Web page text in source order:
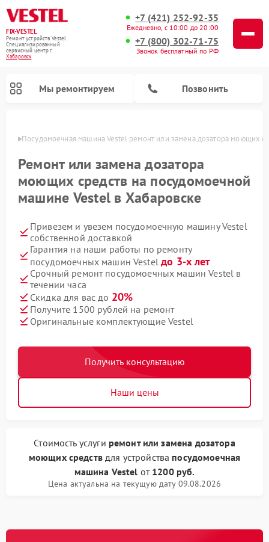
FIX-VESTEL
Ремонт устройств Vestel
Специализированный
cервисный центр г.
Хабаровск
+7 (421) 252-92-35
Ежедневно, с 10:00 до 20:00
+7 (800) 302-71-75
Звонок бесплатный по РФ
Мы ремонтируем Позвонить
Посудомоечная машина Vestel ремонт или замена дозатора моющих
Ремонт или замена дозатора
моющих средств на посудомоечной
машине Vestel в Хабаровске
Привезем и увезем посудомоечную машину Vestel
собственной доставкой
Гарантия на наши работы по ремонту
посудомоечных машин Vestelдо 3-х лет
Срочный ремонт посудомоечных машин Vestel в
течении часа
Скидка для вас до 20%
Получите 1500 рублей на ремонт
Оригинальные комплектующие Vestel
Получить консультацию
Наши цены
Стоимость услуги ремонт или замена дозатора
моющих средствдля устройства посудомоечная
машина Vestel от 1200 руб.
Цена актуальна на текущую дату 09.08.2026